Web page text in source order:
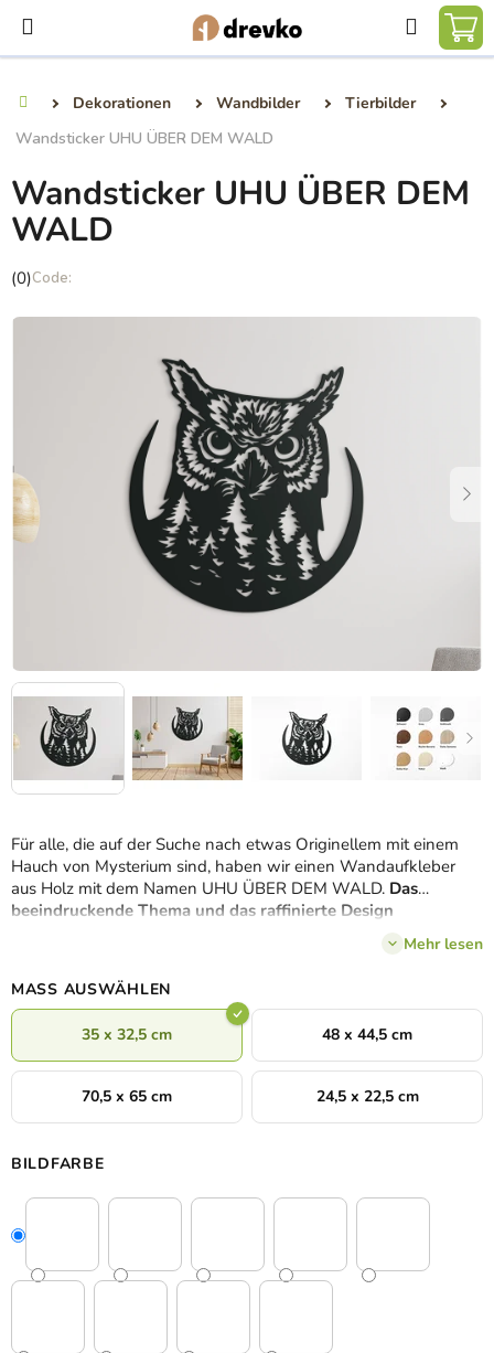
Inhalt
springen
Suchen
Dekorationen Wandbilder
Tierbilder
Wandsticker UHU ÜBER DEM WALD
Für alle, die auf der Suche nach etwas Originellem mit einem
Hauch von Mysterium sind, haben wir einen Wandaufkleber
aus Holz mit dem Namen UHU ÜBER DEM WALD. Das
beeindruckende Thema und das raffinierte Design
garantieren, dass der resultierende Effekt jeden Innenraum
Mehr lesen
MASS AUSWÄHLEN
35 x 32,5 cm 48 x 44,5 cm
70,5 x 65 cm 24,5 x 22,5 cm
BILDFARBE
Wandsticker UHU ÜBER DEM
WALD
Die
Produktbewertung
(0)